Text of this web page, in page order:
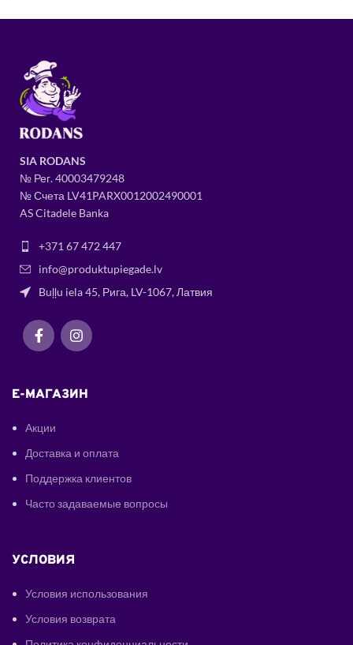
SIA RODANS
№ Рег.40003479248
№ Счета LV41PARX0012002490001
AS Citadele Banka
+371 67 472 447
info@produktupiegade.lv
Buļļu iela 45, Рига, LV-1067, Латвия
E-МАГАЗИН
Акции
Доставка и оплата
Поддержка клиентов
Часто задаваемые вопросы
УСЛОВИЯ
Условия использования
Условия возврата